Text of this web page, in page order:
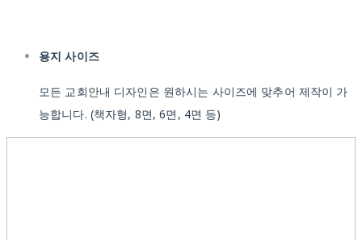
용지 사이즈
모든 교회안내 디자인은 원하시는 사이즈에 맞추어 제작이 가
능합니다. (책자형, 8면, 6면, 4면 등)